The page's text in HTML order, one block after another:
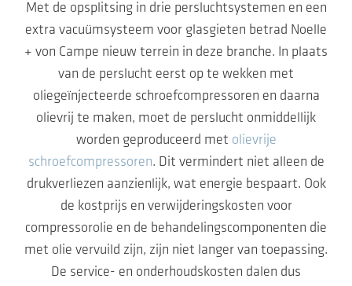
Met de opsplitsing in drie persluchtsystemen en een
extra vacuümsysteem voor glasgieten betrad Noelle
+ von Campe nieuw terrein in deze branche. In plaats
van de perslucht eerst op te wekken met
oliegeïnjecteerde schroefcompressoren en daarna
olievrij te maken, moet de perslucht onmiddellijk
worden geproduceerd met olievrije
schroefcompressoren. Dit vermindert niet alleen de
drukverliezen aanzienlijk, wat energie bespaart. Ook
de kostprijs en verwijderingskosten voor
compressorolie en de behandelingscomponenten die
met olie vervuild zijn, zijn niet langer van toepassing.
De service- en onderhoudskosten dalen dus